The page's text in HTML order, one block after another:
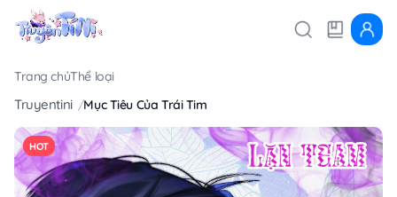
Trang chủThể loại
Truyentini Mục Tiêu Của Trái Tim
HOT